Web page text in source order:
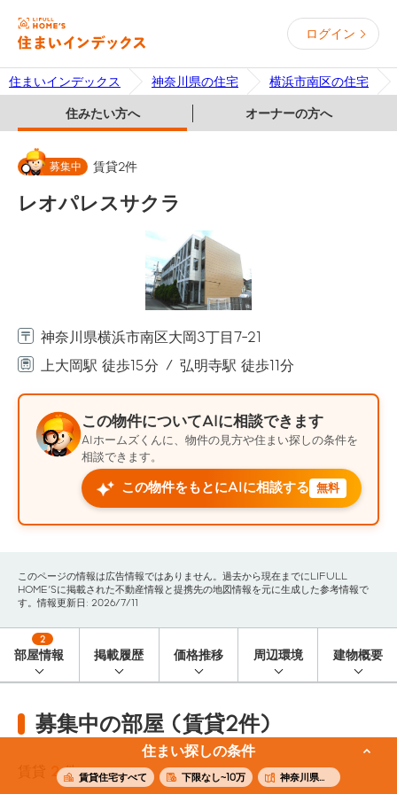
ログイン
住まいインデックス 神奈川県の住宅 横浜市南区の住宅
住みたい方へ オーナーの方へ
住まい探しの条件
賃貸住宅すべて 下限なし~10万 神奈川県横浜市南区
募集中 賃貸2件
レオパレスサクラ
神奈川県横浜市南区大岡3丁目7-21
上大岡駅 徒歩15分
弘明寺駅 徒歩11分
この物件についてAIに相談できます
AIホームズくんに、物件の見方や住まい探しの条件を
相談できます。
この物件をもとにAIに相談する 無料
このページの情報は広告情報ではありません。過去から現在までにLIFULL
HOME'Sに掲載された不動産情報と提携先の地図情報を元に生成した参考情報で
す。情報更新日: 2026/7/11
部屋情報
2
掲載履歴 価格推移 周辺環境 建物概要
募集中の部屋 (賃貸2件)
2 件